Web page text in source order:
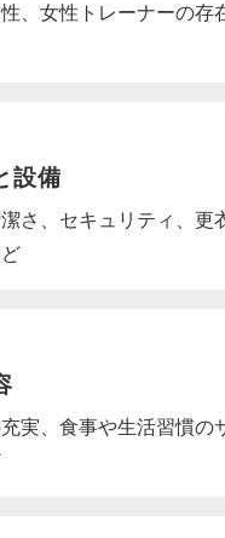
、女性トレーナーの存
設備
さ、セキュリティ、更
実 、食事や生活習慣の